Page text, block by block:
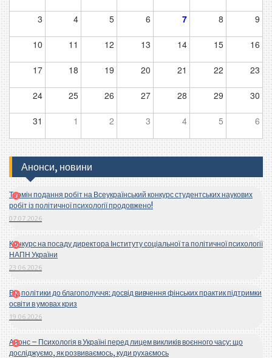
3 4 5 6 7 8 9
10 11 12 13 14 15 16
17 18 19 20 21 22 23
24 25 26 27 28 29 30
31 1 2 3 4 5 6
Анонси, новини
Термін подання робіт на Всеукраїнський конкурс студентських наукових
робіт із політичної психології продовжено!
07.07.2026
Конкурс на посаду директора Інституту соціальної та політичної психології
НАПН України
23.06.2026
Від політики до благополуччя: досвід вивчення фінських практик підтримки
освіти в умовах криз
19.06.2026
Анонс – Психологія в Україні перед лицем викликів воєнного часу: що
досліджуємо, як розвиваємось, куди рухаємось